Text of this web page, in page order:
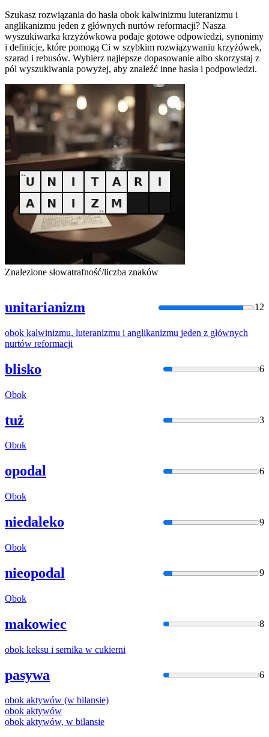
Szukasz rozwiązania do hasła obok kalwinizmu luteranizmu i
anglikanizmu jeden z głównych nurtów reformacji? Nasza
wyszukiwarka krzyżówkowa podaje gotowe odpowiedzi, synonimy
i definicje, które pomogą Ci w szybkim rozwiązywaniu krzyżówek,
szarad i rebusów. Wybierz najlepsze dopasowanie albo skorzystaj z
pól wyszukiwania powyżej, aby znaleźć inne hasła i podpowiedzi.
Znalezione słowatrafność/liczba znaków
unitarianizm 12
obok kalwinizmu, luteranizmu i anglikanizmu jeden z głównych
nurtów reformacji
blisko 6
Obok
tuż 3
Obok
opodal 6
Obok
niedaleko 9
Obok
nieopodal 9
Obok
makowiec 8
obok keksu i sernika w cukierni
pasywa 6
obok aktywów (w bilansie)
obok aktywów
obok aktywów, w bilansie